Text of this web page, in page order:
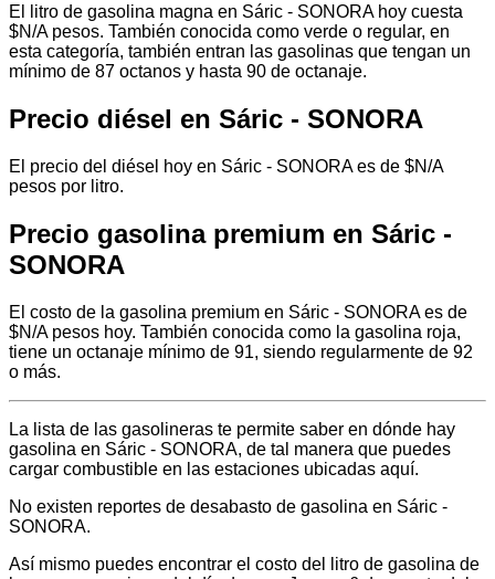
El litro de gasolina magna en Sáric - SONORA hoy cuesta
$N/A pesos. También conocida como verde o regular, en
esta categoría, también entran las gasolinas que tengan un
mínimo de 87 octanos y hasta 90 de octanaje.
Precio diésel en Sáric - SONORA
El precio del diésel hoy en Sáric - SONORA es de $N/A
pesos por litro.
Precio gasolina premium en Sáric -
SONORA
El costo de la gasolina premium en Sáric - SONORA es de
$N/A pesos hoy. También conocida como la gasolina roja,
tiene un octanaje mínimo de 91, siendo regularmente de 92
o más.
La lista de las gasolineras te permite saber en dónde hay
gasolina en Sáric - SONORA, de tal manera que puedes
cargar combustible en las estaciones ubicadas aquí.
No existen reportes de desabasto de gasolina en Sáric -
SONORA.
Así mismo puedes encontrar el costo del litro de gasolina de